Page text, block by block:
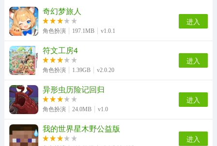
奇幻梦旅人
角色扮演 197.1MB v1.0.1
进入
符文工房4
角色扮演 1.39GB v2.0.20
进入
异形虫历险记回归
角色扮演 24.0MB v1.0
进入
我的世界星木野公益版
进入